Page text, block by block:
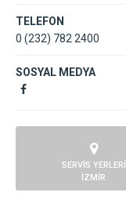
TELEFON
0 (232) 782 2400
SOSYAL MEDYA
SERVİS YERLERİ
İZMİR